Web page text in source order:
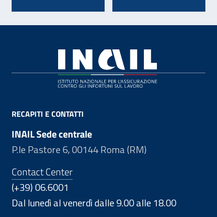
RECAPITI E CONTATTI
INAIL Sede centrale
P.le Pastore 6, 00144 Roma (RM)
Contact Center
(+39) 06.6001
Dal lunedì al venerdì dalle 9.00 alle 18.00